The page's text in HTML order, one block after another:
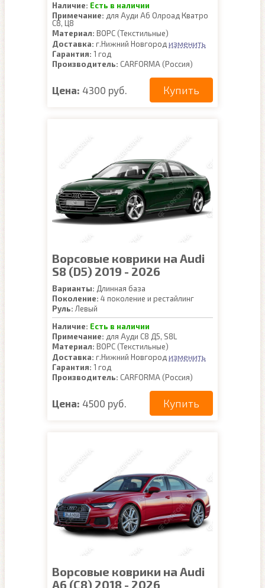
Наличие: Есть в наличии
Примечание: для Ауди А6 Олроад Кватро
С8, Ц8
Материал: ВОРС (Текстильные)
Доставка: г.Нижний Новгород изменить
Гарантия: 1 год
Производитель: CARFORMA (Россия)
Цена: 4300 руб. Купить
Ворсовые коврики на Audi
S8 (D5) 2019 - 2026
Варианты: Длинная база
Поколение: 4 поколение и рестайлинг
Руль: Левый
Наличие: Есть в наличии
Примечание: для Ауди С8 Д5, S8L
Материал: ВОРС (Текстильные)
Доставка: г.Нижний Новгород изменить
Гарантия: 1 год
Производитель: CARFORMA (Россия)
Цена: 4500 руб. Купить
Ворсовые коврики на Audi
A6 (C8) 2018 - 2026